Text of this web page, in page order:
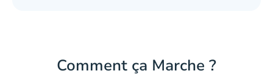
Comment ça Marche ?